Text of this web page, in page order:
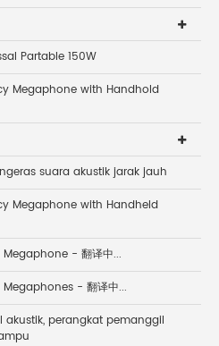
Partable 150W
Megaphone with Handhold
suara akustik jarak jauh
Megaphone with Handheld
- 翻译中...
- 翻译中...
akustik, perangkat pemanggil